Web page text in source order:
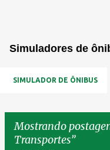
Simuladores de
SIMULADOR DE ÔNIBUS
Mostrando
Transportes